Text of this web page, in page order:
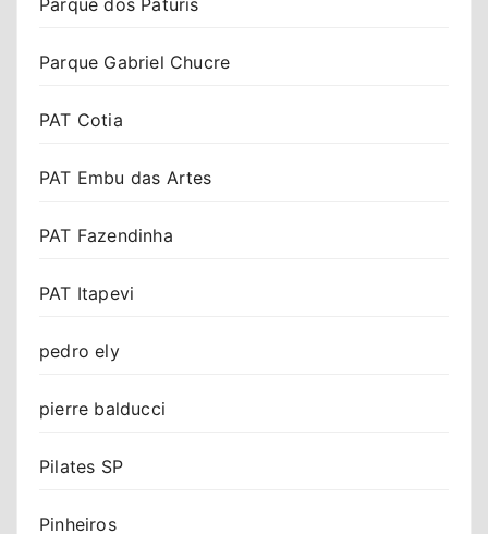
Parque Gabriel Chucre
PAT Cotia
PAT Embu das Artes
PAT Fazendinha
PAT Itapevi
pedro ely
pierre balducci
Pilates SP
Pinheiros